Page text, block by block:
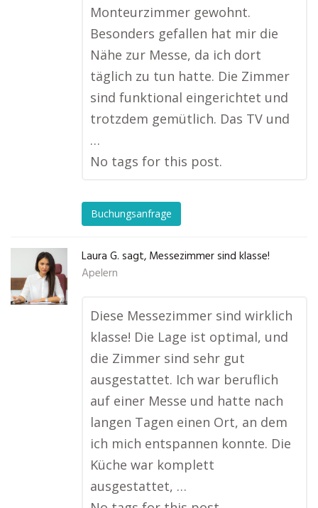
Monteurzimmer gewohnt.
Besonders gefallen hat mir die
Nähe zur Messe, da ich dort
täglich zu tun hatte. Die Zimmer
sind funktional eingerichtet und
trotzdem gemütlich. Das TV und
…
No tags for this post.
Buchungsanfrage
Laura G. sagt, Messezimmer sind klasse!
Apelern
Diese Messezimmer sind wirklich
klasse! Die Lage ist optimal, und
die Zimmer sind sehr gut
ausgestattet. Ich war beruflich
auf einer Messe und hatte nach
langen Tagen einen Ort, an dem
ich mich entspannen konnte. Die
Küche war komplett
ausgestattet, …